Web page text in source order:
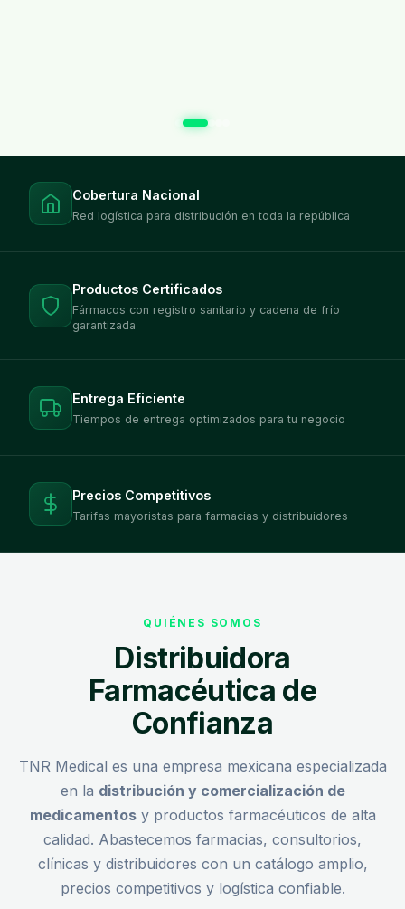
Cobertura Nacional
Red logística para distribución en toda la república
Productos Certificados
Fármacos con registro sanitario y cadena de frío
garantizada
Entrega Eficiente
Tiempos de entrega optimizados para tu negocio
Precios Competitivos
Tarifas mayoristas para farmacias y distribuidores
QUIÉNES SOMOS
Distribuidora
Farmacéutica de
Confianza
TNR Medical es una empresa mexicana especializada
en la distribución y comercialización de
medicamentosy productos farmacéuticos de alta
calidad. Abastecemos farmacias, consultorios,
clínicas y distribuidores con un catálogo amplio,
precios competitivos y logística confiable.